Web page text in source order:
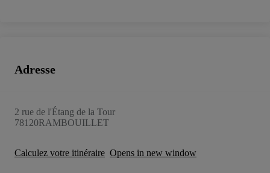
Adresse
2 rue de l'Étang de la Tour
78120RAMBOUILLET
Calculez votre itinéraire Opens in new window